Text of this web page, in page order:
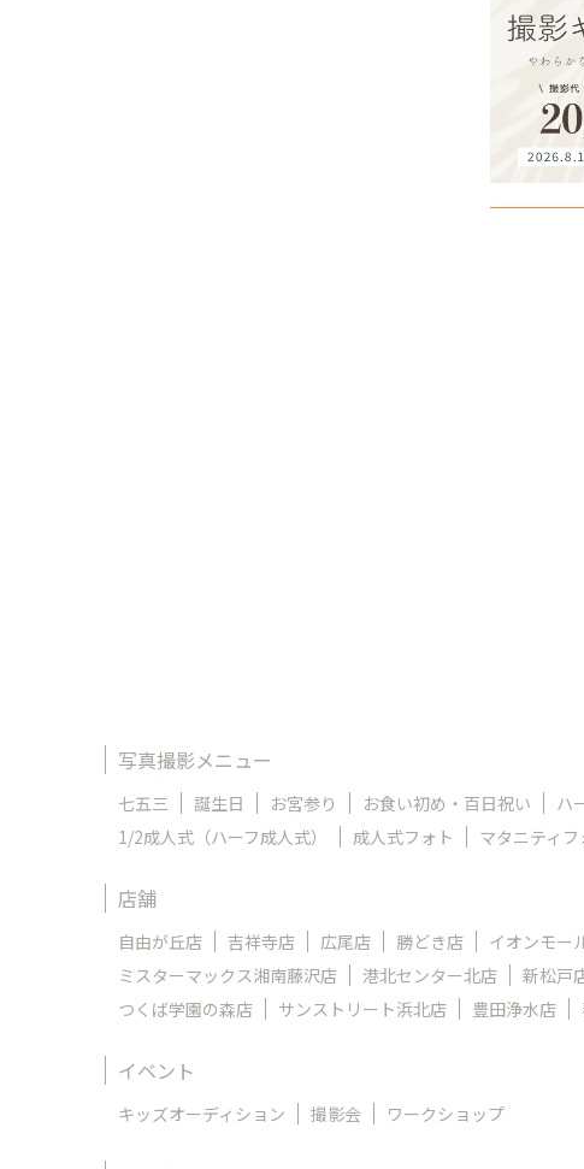
写真撮影メニュー
七五三 誕生日 お宮参り お食い初め・百日祝い ハ
1/2成人式（ハーフ成人式）
成人式フォト マタニティフ
店舗
自由が丘店 吉祥寺店 広尾店 勝どき店 イオンモー
ミスターマックス湘南藤沢店
港北センター北店 新松戸
つくば学園の森店
サンストリート浜北店 豊田浄水店
イベント
キッズオーディション 撮影会 ワークショップ